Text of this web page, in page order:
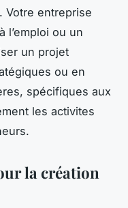
Votre entreprise
l’emploi ou un
un projet
ou en
spécifiques aux
les activites
la création